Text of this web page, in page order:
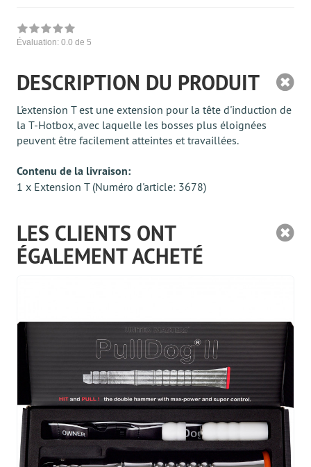
Évaluation: 0.0 de 5
DESCRIPTION DU PRODUIT
L'extension T est une extension pour la tête d'induction de
la T-Hotbox, avec laquelle les bosses plus éloignées
peuvent être facilement atteintes et travaillées.
Contenu de la livraison:
1 x Extension T (Numéro d'article: 3678)
LES CLIENTS ONT
ÉGALEMENT ACHETÉ